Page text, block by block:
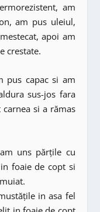
am
am pus uleiul,
apoi am
crestate.
pus capac si am
sus-jos fara
si a rămas
uns părțile cu
foaie de copt si
in asa fel